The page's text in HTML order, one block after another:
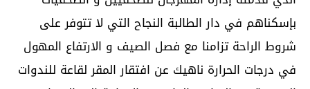
بإسكناهم في دار الطالبة النجاح التي لا تتوفر على
شروط الراحة تزامنا مع فصل الصيف و الارتفاع المهول
في درجات الحرارة ناهيك عن افتقار المقر لقاعة للندوات